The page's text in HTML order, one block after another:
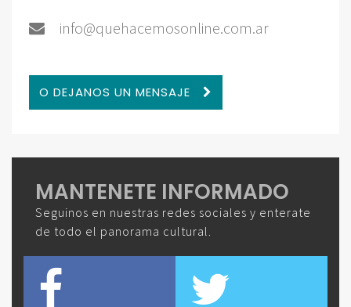
info@quehacemosonline.com.ar
O DEJANOS UN MENSAJE
MANTENETE INFORMADO
Seguinos en nuestras redes sociales y enterate
de todo el panorama cultural.